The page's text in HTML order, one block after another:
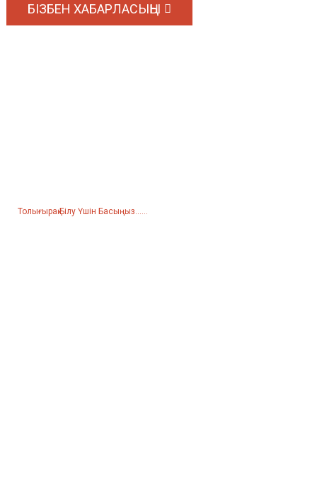
БІЗБЕН ХАБАРЛАСЫҢЫ
Толығырақ Білу Үшін Басыңыз......